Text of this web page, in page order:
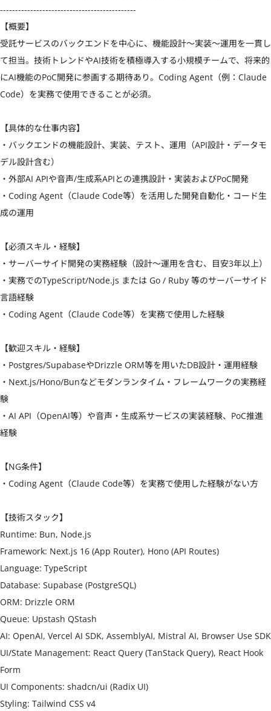
---------------------------------------------
【概要】
受託サービスのバックエンドを中心に、機能設計〜実装〜運用を一貫し
て担当。技術トレンドやAI技術を積極導入する小規模チームで、将来的
にAI機能のPoC開発に参画する期待あり。Coding Agent（例：Claude
Code）を実務で使用できることが必須。
【具体的な仕事内容】
・バックエンドの機能設計、実装、テスト、運用（API設計・データモ
デル設計含む）
・外部AI APIや音声/生成系APIとの連携設計・実装およびPoC開発
・Coding Agent（Claude Code等）を活用した開発自動化・コード生
成の運用
【必須スキル・経験】
・サーバーサイド開発の実務経験（設計〜運用を含む、目安3年以上）
・実務でのTypeScript/Node.js または Go / Ruby 等のサーバーサイド
言語経験
・Coding Agent（Claude Code等）を実務で使用した経験
【歓迎スキル・経験】
・Postgres/SupabaseやDrizzle ORM等を用いたDB設計・運用経験
・Next.js/Hono/Bunなどモダンランタイム・フレームワークの実務経
験
・AI API（OpenAI等）や音声・生成系サービスの実装経験、PoC推進
経験
【NG条件】
・Coding Agent（Claude Code等）を実務で使用した経験がない方
【技術スタック】
Runtime: Bun, Node.js
Framework: Next.js 16 (App Router), Hono (API Routes)
Language: TypeScript
Database: Supabase (PostgreSQL)
ORM: Drizzle ORM
Queue: Upstash QStash
AI: OpenAI, Vercel AI SDK, AssemblyAI, Mistral AI, Browser Use SDK
UI/State Management: React Query (TanStack Query), React Hook
Form
UI Components: shadcn/ui (Radix UI)
Styling: Tailwind CSS v4